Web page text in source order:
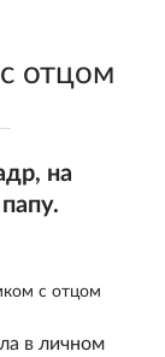
отцом
на
с отцом
в личном